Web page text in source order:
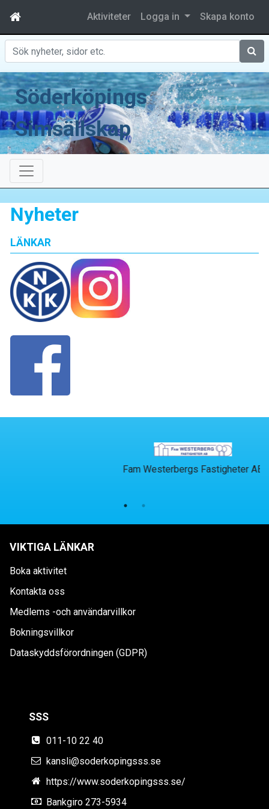
Aktiviteter Logga in Skapa konto
Sök
Söderköpings
Simsällskap
Nyheter
LÄNKAR
Fam Westerbergs Fastigheter AB
VIKTIGA LÄNKAR
Boka aktivitet
Kontakta oss
Medlems -och användarvillkor
Bokningsvillkor
Dataskyddsförordningen (GDPR)
SSS
011-10 22 40
kansli@soderkopingsss.se
https://www.soderkopingsss.se/
Bankgiro 273-5934